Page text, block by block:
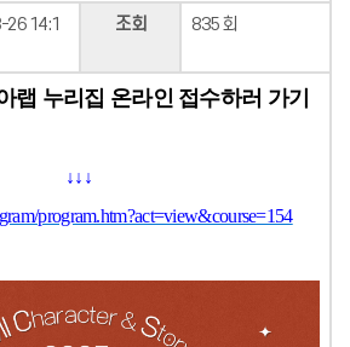
14:1
조회 835 회
랩 누리집 온라인 접수하러 가기
↓↓ ↓
program.htm?act=view&course=154